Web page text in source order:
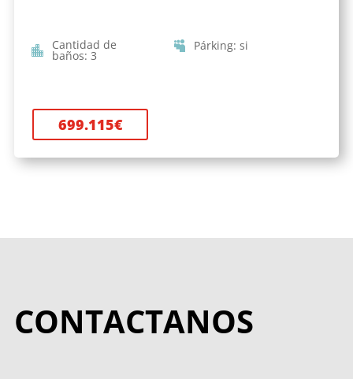
Cantidad de
baños: 3
Párking: si
699.115€
CONTACTANOS